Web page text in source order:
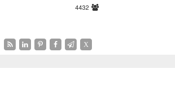
4432
X